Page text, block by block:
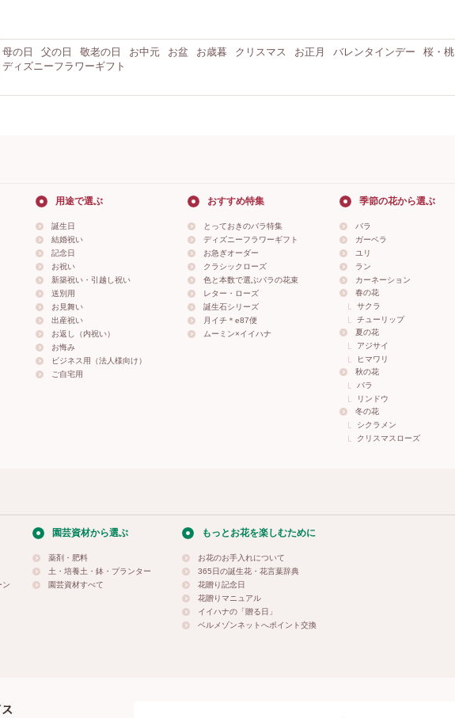
母の日 父の日 敬老の日 お中元 お盆 お歳暮 クリスマス お正月 バレンタインデー 桜・桃
ディズニーフラワーギフト
用途で選ぶ
誕生日
結婚祝い
記念日
お祝い
新築祝い・引越し祝い
送別用
お見舞い
出産祝い
お返し（内祝い）
お悔み
ビジネス用（法人様向け）
ご自宅用
おすすめ特集
とっておきのバラ特集
ディズニーフラワーギフト
お急ぎオーダー
クラシックローズ
色と本数で選ぶバラの花束
レター・ローズ
誕生石シリーズ
月イチ＊e87便
ムーミン×イイハナ
季節の花から選ぶ
バラ
ガーベラ
ユリ
ラン
カーネーション
春の花
サクラ
チューリップ
夏の花
アジサイ
ヒマワリ
秋の花
バラ
リンドウ
冬の花
シクラメン
クリスマスローズ
ン
園芸資材から選ぶ
薬剤・肥料
土・培養土・鉢・プランター
園芸資材すべて
もっとお花を楽しむために
お花のお手入れについて
365日の誕生花・花言葉辞典
花贈り記念日
花贈りマニュアル
イイハナの「贈る日」
ベルメゾンネットへポイント交換